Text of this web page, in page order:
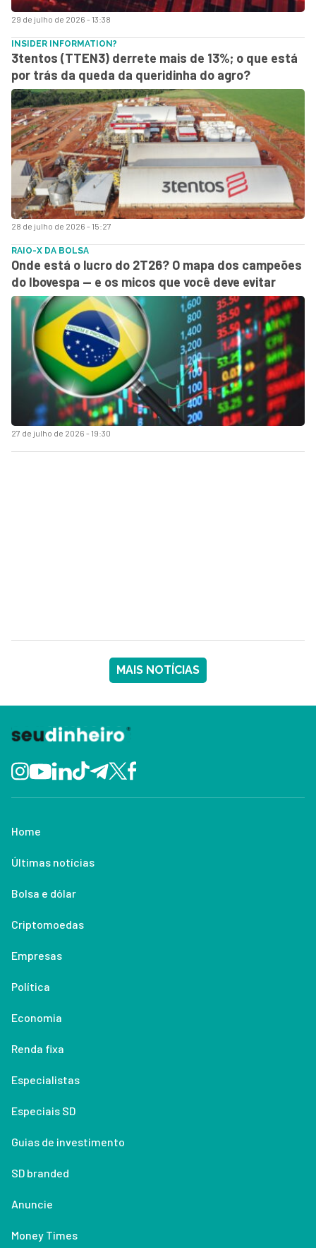
29 de julho de 2026 - 13:38
28 de julho de 2026 - 15:27
INSIDER INFORMATION?
3tentos (TTEN3) derrete mais de 13%; o que está
por trás da queda da queridinha do agro?
27 de julho de 2026 - 19:30
RAIO-X DA BOLSA
Onde está o lucro do 2T26? O mapa dos campeões
do Ibovespa — e os micos que você deve evitar
MAIS NOTÍCIAS
Home
Últimas notícias
Bolsa e dólar
Criptomoedas
Empresas
Política
Economia
Renda fixa
Especialistas
Especiais SD
Guias de investimento
SD branded
Anuncie
Money Times